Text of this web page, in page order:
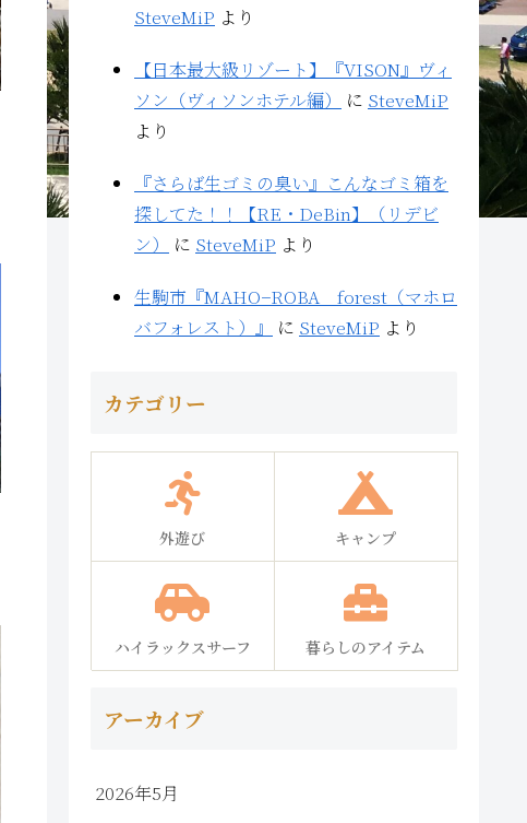
SteveMiP より
【日本最大級リゾート】『VISON』ヴィ
ソン（ヴィソンホテル編）
に SteveMiP
より
『さらば生ゴミの臭い』こんなゴミ箱を
探してた！！【RE・DeBin】（リデビ
ン）
に SteveMiP より
生駒市『MAHO−ROBA forest（マホロ
バフォレスト）』
に SteveMiP より
カテゴリー
外遊び キャンプ
ハイラックスサーフ 暮らしのアイテム
アーカイブ
2026年5月